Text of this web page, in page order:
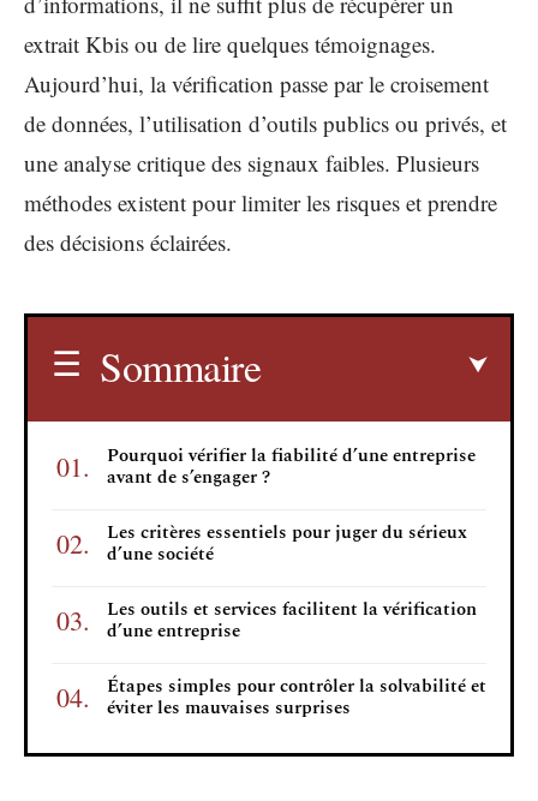
extrait Kbis ou de lire quelques témoignages.
Aujourd’hui, la vérification passe par le croisement
de données, l’utilisation d’outils publics ou privés, et
une analyse critique des signaux faibles. Plusieurs
méthodes existent pour limiter les risques et prendre
des décisions éclairées.
Sommaire
Pourquoi vérifier la fiabilité d’une entreprise
avant de s’engager ?
Les critères essentiels pour juger du sérieux
d’une société
Les outils et services facilitent la vérification
d’une entreprise
Étapes simples pour contrôler la solvabilité et
éviter les mauvaises surprises